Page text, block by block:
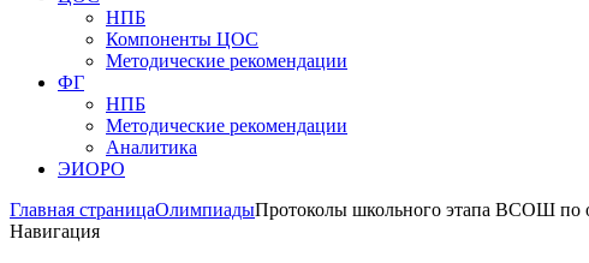
НПБ
Компоненты ЦОС
Методические рекомендации
ФГ
НПБ
Методические рекомендации
Аналитика
ЭИОРО
Главная страницаОлимпиадыПротоколы школьного этапа ВСОШ по
Навигация